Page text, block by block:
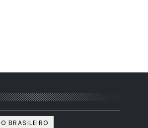
BRASILEIRO